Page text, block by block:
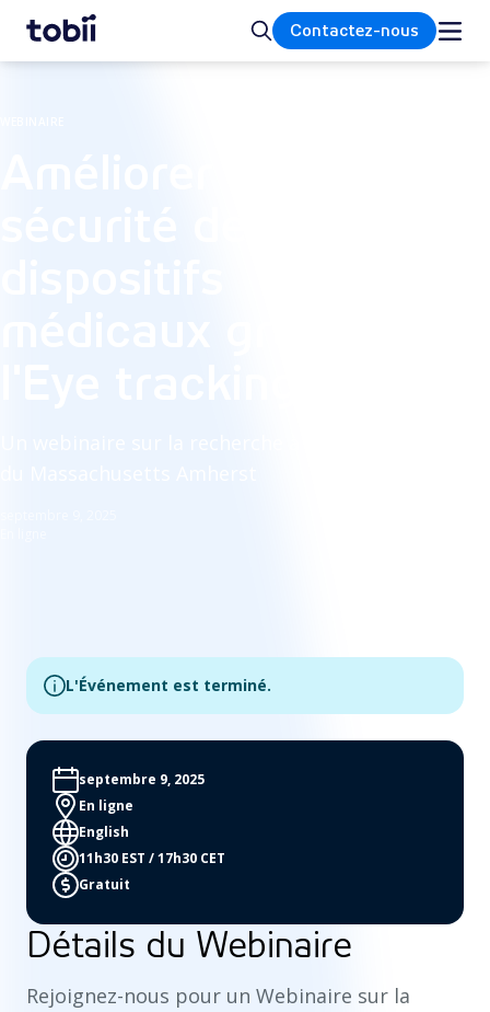
Accueil Rechercher
Contactez-nous
L'Événement est terminé.
septembre 9, 2025
En ligne
English
11h30 EST / 17h30 CET
Gratuit
Détails du Webinaire
Rejoignez-nous pour un Webinaire sur la